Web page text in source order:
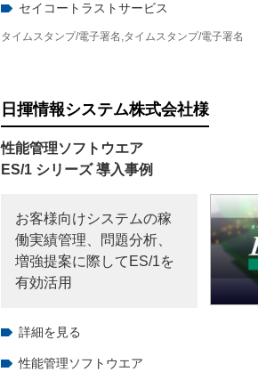
セイコートラストサービス
タイムスタンプ/電子署名 ,タイムスタンプ/電子署名
日揮情報システム株式会社様
性能管理ソフトウエア
ES/1 シリーズ 導入事例
お客様向けシステムの稼
働実績管理、問題分析、
増強提案に際してES/1を
有効活用
詳細を見る
性能管理ソフトウエア